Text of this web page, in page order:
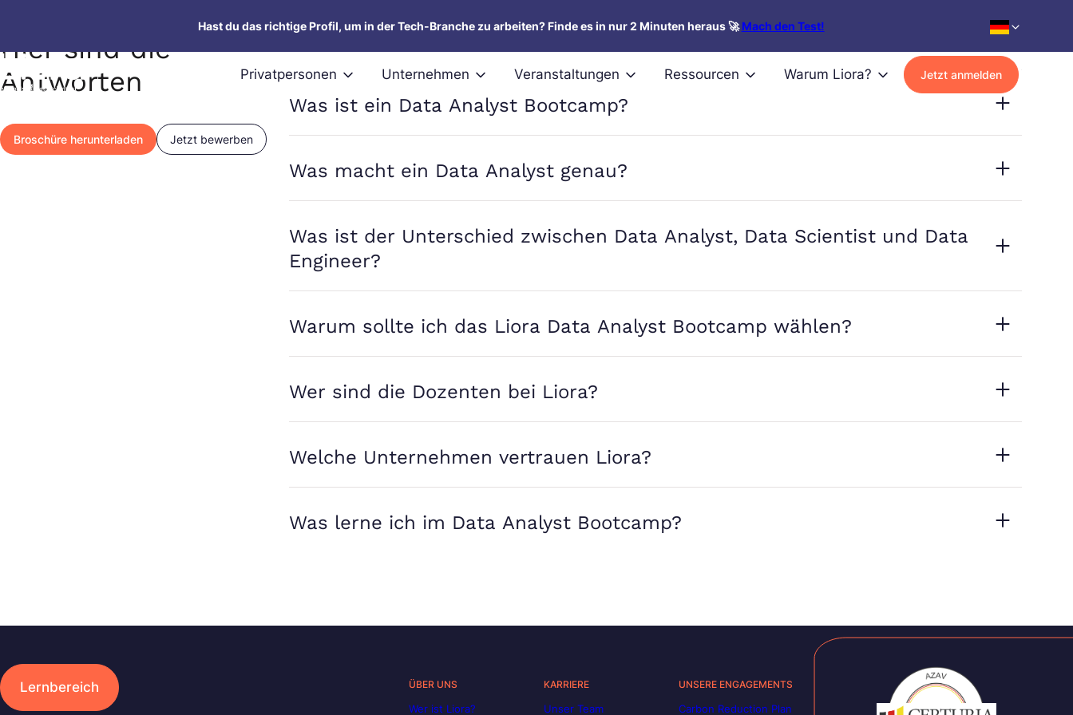
springen
Hast du das richtige Profil, um in der Tech-Branche zu arbeiten? Finde es in nur 2 Minuten heraus 🚀Mach den Test!
Privatpersonen Unternehmen Veranstaltungen Ressourcen Warum Liora? Jetzt anmelden
Hast du Fragen?
Hier sind die
Antworten
Broschüre herunterladen Jetzt bewerben
Vorstellung Rahmenbedingungen Betreuung Berufliche Perspektiven
Was ist ein Data Analyst Bootcamp?
Was macht ein Data Analyst genau?
Was ist der Unterschied zwischen Data Analyst, Data Scientist und Data
Engineer?
Warum sollte ich das Liora Data Analyst Bootcamp wählen?
Wer sind die Dozenten bei Liora?
Welche Unternehmen vertrauen Liora?
Was lerne ich im Data Analyst Bootcamp?
Lernbereich ÜBER UNS
Wer ist Liora?
KARRIERE
Unser Team
UNSERE ENGAGEMENTS
Carbon Reduction Plan